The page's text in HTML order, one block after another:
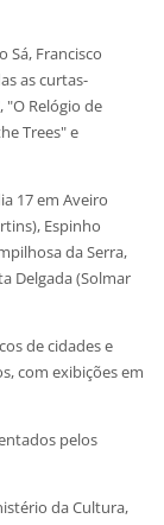
Sá, Francisco
as curtas-
"O Relógio de
Trees" e
17 em Aveiro
Espinho
da Serra,
Delgada (Solmar
de cidades e
com exibições em
pelos
da Cultura,